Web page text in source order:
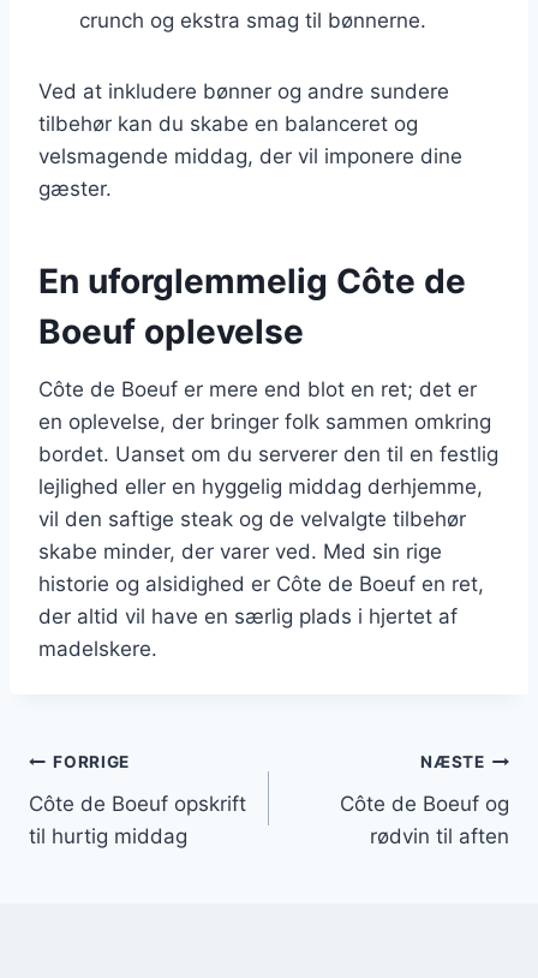
crunch og ekstra smag til bønnerne.
Ved at inkludere bønner og andre sundere
tilbehør kan du skabe en balanceret og
velsmagende middag, der vil imponere dine
gæster.
En uforglemmelig Côte de
Boeuf oplevelse
Côte de Boeuf er mere end blot en ret; det er
en oplevelse, der bringer folk sammen omkring
bordet. Uanset om du serverer den til en festlig
lejlighed eller en hyggelig middag derhjemme,
vil den saftige steak og de velvalgte tilbehør
skabe minder, der varer ved. Med sin rige
historie og alsidighed er Côte de Boeuf en ret,
der altid vil have en særlig plads i hjertet af
madelskere.
Indlægsnavigation
FORRIGE
Côte de Boeuf opskrift
til hurtig middag
NÆSTE
Côte de Boeuf og
rødvin til aften